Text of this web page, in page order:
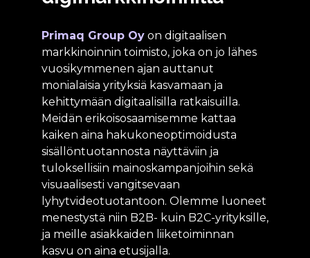
Primaq Group Oy on digitaalisen
markkinoinnin toimisto, joka on jo lähes
vuosikymmenen ajan auttanut
monialaisia yrityksiä kasvamaan ja
kehittymään digitaalisilla ratkaisuilla.
Meidän erikoisosaamisemme kattaa
kaiken aina hakukoneoptimoidusta
sisällöntuotannosta näyttäviin ja
tuloksellisiin mainoskampanjoihin sekä
visuaalisesti vangitsevaan
lyhytvideotuotantoon. Olemme luoneet
menestystä niin B2B- kuin B2C-yrityksille,
ja meille asiakkaiden liiketoiminnan
kasvu on aina etusijalla.